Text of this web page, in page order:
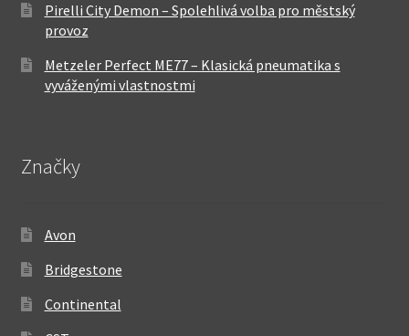
Pirelli City Demon – Spolehlivá volba pro městský
provoz
Metzeler Perfect ME77 – Klasická pneumatika s
vyváženými vlastnostmi
Značky
Avon
Bridgestone
Continental